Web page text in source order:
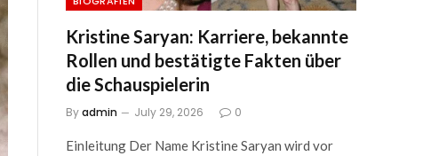
Kristine Saryan: Karriere, bekannte
Rollen und bestätigte Fakten über
die Schauspielerin
Byadmin July 29, 2026 0
Einleitung Der Name Kristine Saryan wird vor